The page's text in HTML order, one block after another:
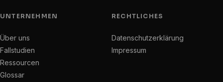
UNTERNEHMEN
Über uns
Fallstudien
Ressourcen
Glossar
RECHTLICHES
Datenschutzerklärung
Impressum